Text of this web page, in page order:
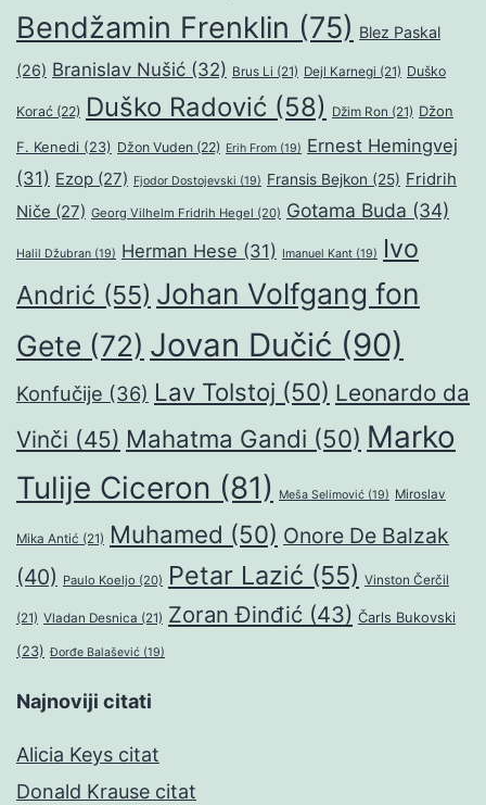
Bendžamin Frenklin (75) Blez Paskal
(26) Branislav Nušić (32) Brus Li (21) Dejl Karnegi (21) Duško
Korać (22) Duško Radović (58) Džim Ron (21) Džon
F. Kenedi (23) Džon Vuden (22) Erih From (19) Ernest Hemingvej
(31) Ezop (27) Fjodor Dostojevski (19) Fransis Bejkon (25) Fridrih
Niče (27) Georg Vilhelm Fridrih Hegel (20) Gotama Buda (34)
Halil Džubran (19) Herman Hese (31) Imanuel Kant (19)
Ivo
Andrić (55) Johan Volfgang fon
Gete (72) Jovan Dučić (90)
Konfučije (36) Lav Tolstoj (50) Leonardo da
Vinči (45) Mahatma Gandi (50) Marko
Tulije Ciceron (81) Meša Selimović (19) Miroslav
Mika Antić (21) Muhamed (50) Onore De Balzak
(40) Paulo Koeljo (20) Petar Lazić (55) Vinston Čerčil
(21) Vladan Desnica (21) Zoran Đinđić (43) Čarls Bukovski
(23) Đorđe Balašević (19)
Najnoviji citati
Alicia Keys citat
Donald Krause citat